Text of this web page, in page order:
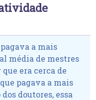
a mais
média de mestres
era cerca de
pagava a mais
doutores, essa